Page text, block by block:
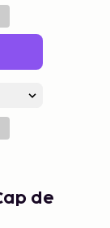
de